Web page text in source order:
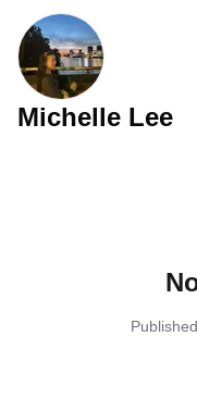
Michelle Lee